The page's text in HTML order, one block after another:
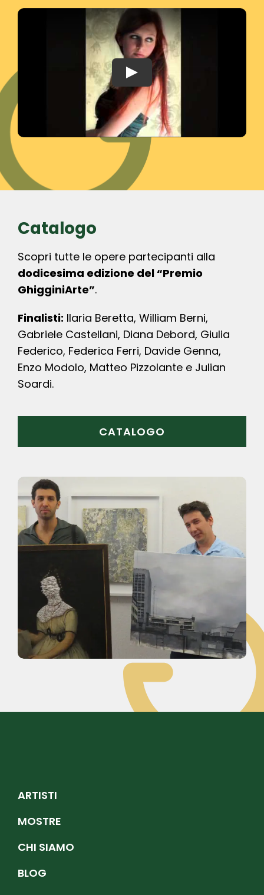
Play
Catalogo
Scopri tutte le opere partecipanti alla
dodicesima edizione del “Premio
GhigginiArte”.
Finalisti: Ilaria Beretta, William Berni,
Gabriele Castellani, Diana Debord, Giulia
Federico, Federica Ferri, Davide Genna,
Enzo Modolo, Matteo Pizzolante e Julian
Soardi.
CATALOGO
ARTISTI
MOSTRE
CHI SIAMO
BLOG